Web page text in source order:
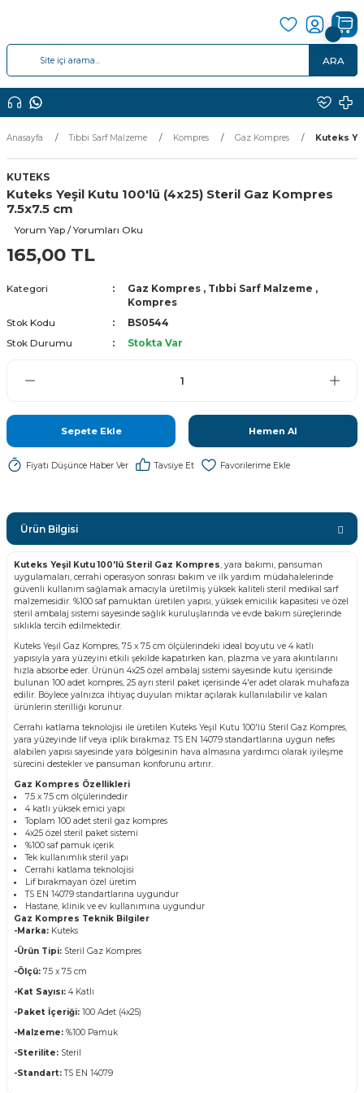
ARA
Anasayfa Tıbbi Sarf Malzeme Kompres Gaz Kompres Kuteks
KUTEKS
Kuteks Yeşil Kutu 100'lü (4x25) Steril Gaz Kompres
7.5x7.5 cm
Yorum Yap / Yorumları Oku
165,00 TL
Kategori Gaz Kompres , Tıbbi Sarf Malzeme ,
Kompres
Stok Kodu
BS0544
Stok Durumu
Stokta Var
Sepete Ekle Hemen Al
Fiyatı Düşünce Haber Ver Tavsiye Et
Ürün Bilgisi
Kuteks Yeşil Kutu 100'lü Steril Gaz Kompres, yara bakımı, pansuman
uygulamaları, cerrahi operasyon sonrası bakım ve ilk yardım müdahalelerinde
güvenli kullanım sağlamak amacıyla üretilmiş yüksek kaliteli steril medikal sarf
malzemesidir. %100 saf pamuktan üretilen yapısı, yüksek emicilik kapasitesi ve özel
steril ambalaj sistemi sayesinde sağlık kuruluşlarında ve evde bakım süreçlerinde
sıklıkla tercih edilmektedir.
Kuteks Yeşil Gaz Kompres, 7.5 x 7.5 cm ölçülerindeki ideal boyutu ve 4 katlı
yapısıyla yara yüzeyini etkili şekilde kapatırken kan, plazma ve yara akıntılarını
hızla absorbe eder. Ürünün 4x25 özel ambalaj sistemi sayesinde kutu içerisinde
bulunan 100 adet kompres, 25 ayrı steril paket içerisinde 4'er adet olarak muhafaza
edilir. Böylece yalnızca ihtiyaç duyulan miktar açılarak kullanılabilir ve kalan
ürünlerin sterilliği korunur.
Cerrahi katlama teknolojisi ile üretilen Kuteks Yeşil Kutu 100'lü Steril Gaz Kompres,
yara yüzeyinde lif veya iplik bırakmaz. TS EN 14079 standartlarına uygun nefes
alabilen yapısı sayesinde yara bölgesinin hava almasına yardımcı olarak iyileşme
sürecini destekler ve pansuman konforunu artırır.
Gaz Kompres Özellikleri
7.5 x 7.5 cm ölçülerindedir
4 katlı yüksek emici yapı
Toplam 100 adet steril gaz kompres
4x25 özel steril paket sistemi
%100 saf pamuk içerik
Tek kullanımlık steril yapı
Cerrahi katlama teknolojisi
Lif bırakmayan özel üretim
TS EN 14079 standartlarına uygundur
Hastane, klinik ve ev kullanımına uygundur
Gaz Kompres Teknik Bilgiler
-Marka: Kuteks
-Ürün Tipi: Steril Gaz Kompres
-Ölçü: 7.5 x 7.5 cm
-Kat Sayısı: 4 Katlı
-Paket İçeriği: 100 Adet (4x25)
-Malzeme: %100 Pamuk
-Sterilite: Steril
-Standart:TS EN 14079